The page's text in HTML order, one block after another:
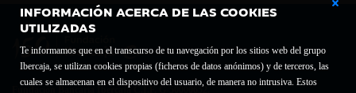
INFORMACIÓN ACERCA DE LAS COOKIES
UTILIZADAS
Te informamos que en el transcurso de tu navegación por los sitios web del grupo
Ibercaja, se utilizan cookies propias (ficheros de datos anónimos) y de terceros, las
cuales se almacenan en el dispositivo del usuario, de manera no intrusiva. Estos
Fundación Bancaria Ibercaja C.I.F. G-50000652.